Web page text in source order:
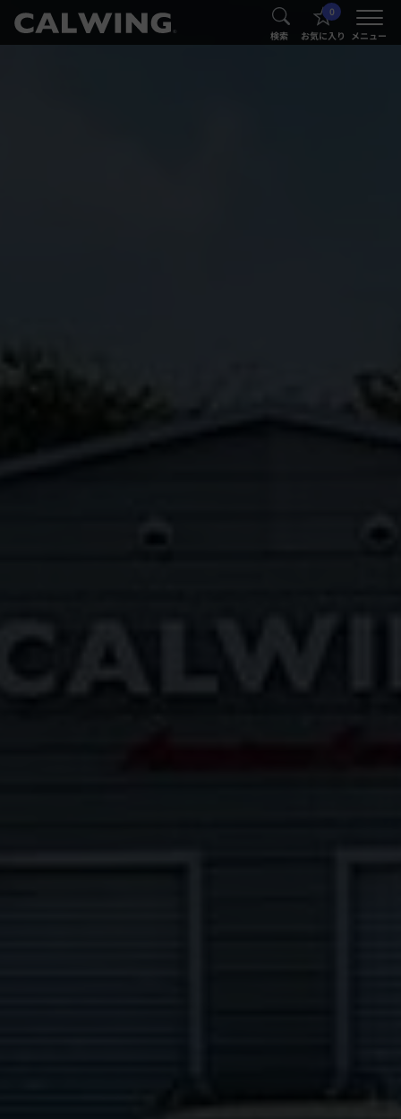
® 検索
0
お気に入り メニュー
®